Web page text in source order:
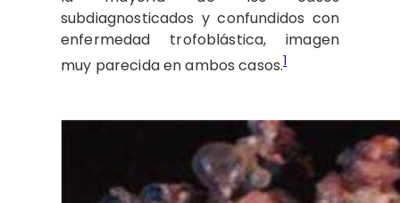
subdiagnosticados y confundidos con
enfermedad trofoblástica, imagen
muy parecida en ambos casos.1